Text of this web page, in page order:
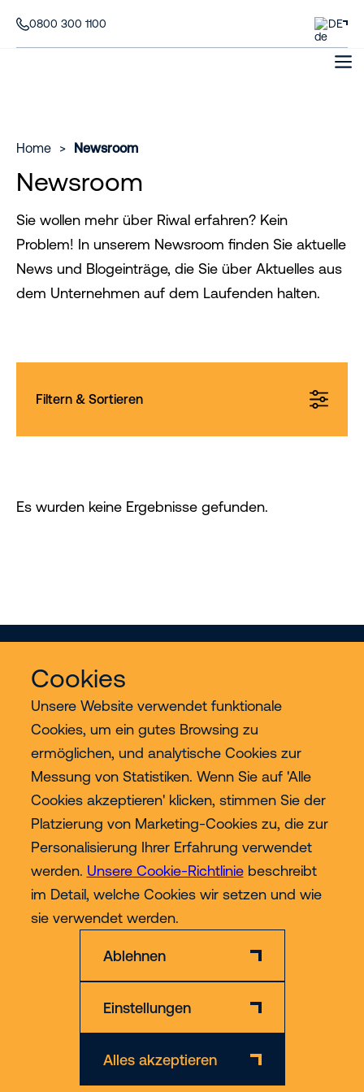
Cookies
Unsere Website verwendet funktionale
Cookies, um ein gutes Browsing zu
ermöglichen, und analytische Cookies zur
Messung von Statistiken. Wenn Sie auf 'Alle
Cookies akzeptieren' klicken, stimmen Sie der
Platzierung von Marketing-Cookies zu, die zur
Personalisierung Ihrer Erfahrung verwendet
werden. Unsere Cookie-Richtliniebeschreibt
im Detail, welche Cookies wir setzen und wie
sie verwendet werden.
Ablehnen
Einstellungen
Alles akzeptieren
0800 300 1100 DE
Home > Newsroom
Newsroom
Sie wollen mehr über Riwal erfahren? Kein
Problem! In unserem Newsroom finden Sie aktuelle
News und Blogeinträge, die Sie über Aktuelles aus
dem Unternehmen auf dem Laufenden halten.
Filtern & Sortieren
Es wurden keine Ergebnisse gefunden.
Services
Industrien
Contact
Mehr
© 2026 Riwal - All rights reserved